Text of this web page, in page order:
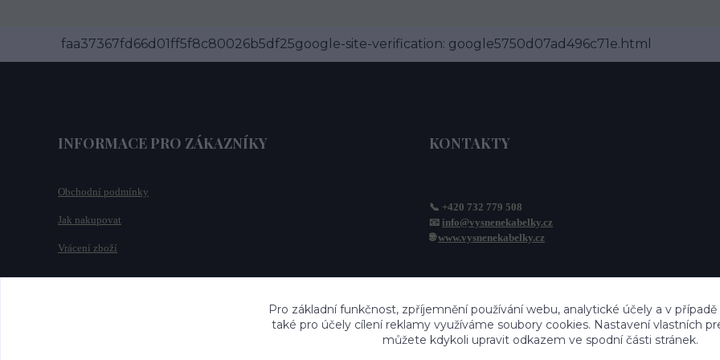
faa37367fd66d01ff5f8c80026b5df25google-site-verification: google5750d07ad496c71e.html
INFORMACE PRO ZÁKAZNÍKY
Obchodní podmínky
Jak nakupovat
Vrácení zboží
KONTAKTY
📞 +420 732 779 508
📧 info@vysnenekabelky.cz
🌐 www.vysnenekabelky.cz
Pro základní funkčnost, zpříjemnění používání webu, analytické účely a v případě
také pro účely cílení reklamy využíváme soubory cookies. Nastavení vlastních
můžete kdykoli upravit odkazem ve spodní části stránek.